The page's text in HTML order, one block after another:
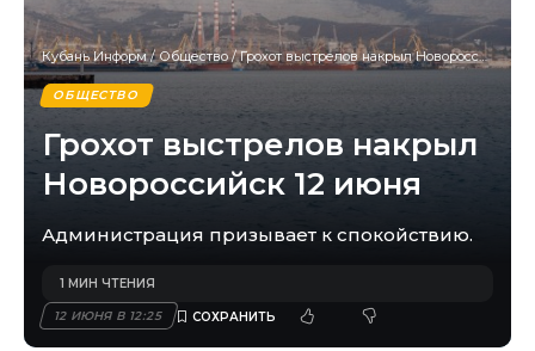
Кубань Информ/Общество/Грохот выстрелов накрыл Новороссийск 12 июня
ОБЩЕСТВО
Грохот выстрелов накрыл
Новороссийск 12 июня
Администрация призывает к спокойствию.
12 ИЮНЯ В 12:25
1 МИН ЧТЕНИЯ